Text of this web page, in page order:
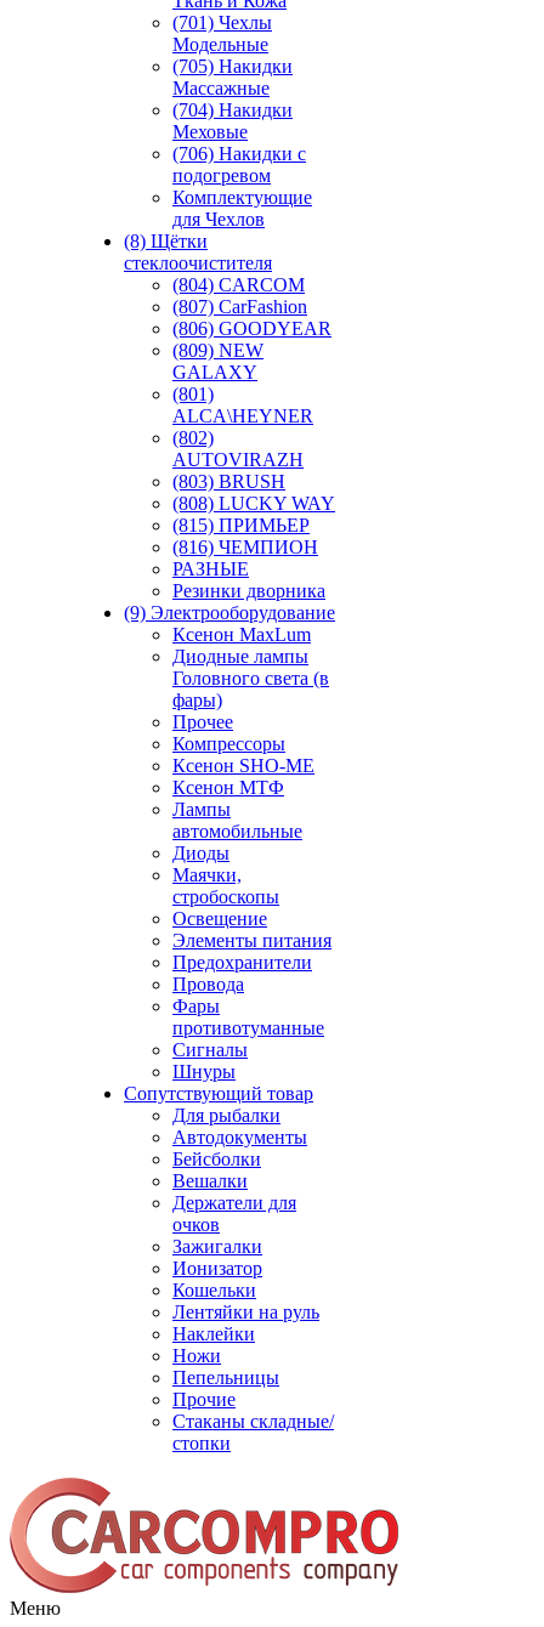
(701) Чехлы
Модельные
(705) Накидки
Массажные
(704) Накидки
Меховые
(706) Накидки с
подогревом
Комплектующие
для Чехлов
(8) Щётки
стеклоочистителя
(804) CARCOM
(807) CarFashion
(806) GOODYEAR
(809) NEW
GALAXY
(801)
ALCA\HEYNER
(802)
AUTOVIRAZH
(803) BRUSH
(808) LUCKY WAY
(815) ПРИМЬЕР
(816) ЧЕМПИОН
РАЗНЫЕ
Резинки дворника
(9) Электрооборудование
Ксенон MaxLum
Диодные лампы
Головного света (в
фары)
Прочее
Компрессоры
Ксенон SHO-ME
Ксенон МТФ
Лампы
автомобильные
Диоды
Маячки,
стробоскопы
Освещение
Элементы питания
Предохранители
Провода
Фары
противотуманные
Сигналы
Шнуры
Сопутствующий товар
Для рыбалки
Автодокументы
Бейсболки
Вешалки
Держатели для
очков
Зажигалки
Ионизатор
Кошельки
Лентяйки на руль
Наклейки
Ножи
Пепельницы
Прочие
Стаканы складные/
стопки
Меню